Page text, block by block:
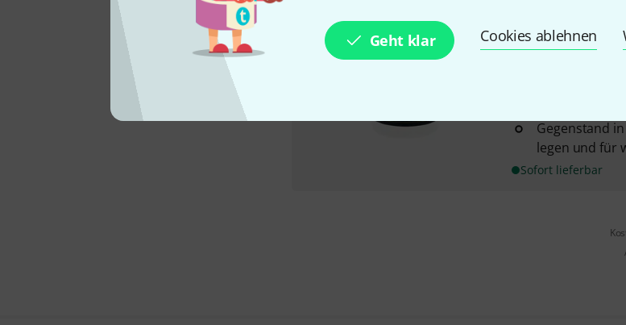
Geht klar Cookies ablehnen
Nicht
Gegenstand
legen und für
Sofort lieferbar